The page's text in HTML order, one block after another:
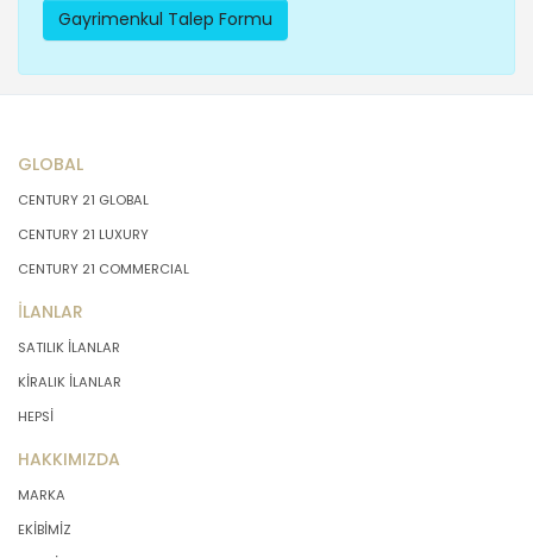
Gayrimenkul Talep Formu
GLOBAL
CENTURY 21 GLOBAL
CENTURY 21 LUXURY
CENTURY 21 COMMERCIAL
İLANLAR
SATILIK İLANLAR
KİRALIK İLANLAR
HEPSİ
HAKKIMIZDA
MARKA
EKİBİMİZ